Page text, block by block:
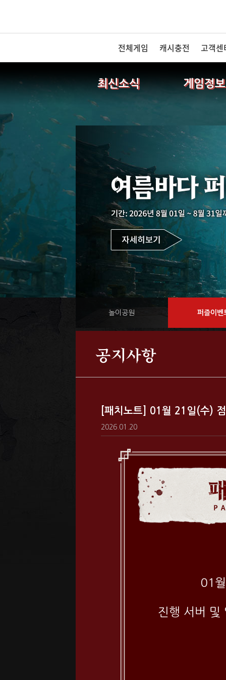
전체게임 캐시충전 고객센
최신소식 게임정보
놀이공원 퍼즐이벤
공지사항
[패치노트] 01월 21일(수)
2026.01.20
01
진행 서버 및